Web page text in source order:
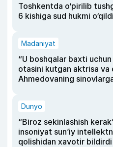
Toshkentda o‘pirilib
6 kishiga sud hukmi o‘qildi
Madaniyat
“U boshqalar baxti
otasini kutgan aktrisa va
Ahmedovaning
Dunyo
“Biroz sekinlashish
insoniyat sun’iy
qolishidan xavotir bildirdi